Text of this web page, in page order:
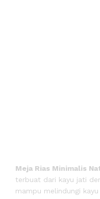
Meja Rias Minimalis
terbuat dari kayu jati
mampu melindungi